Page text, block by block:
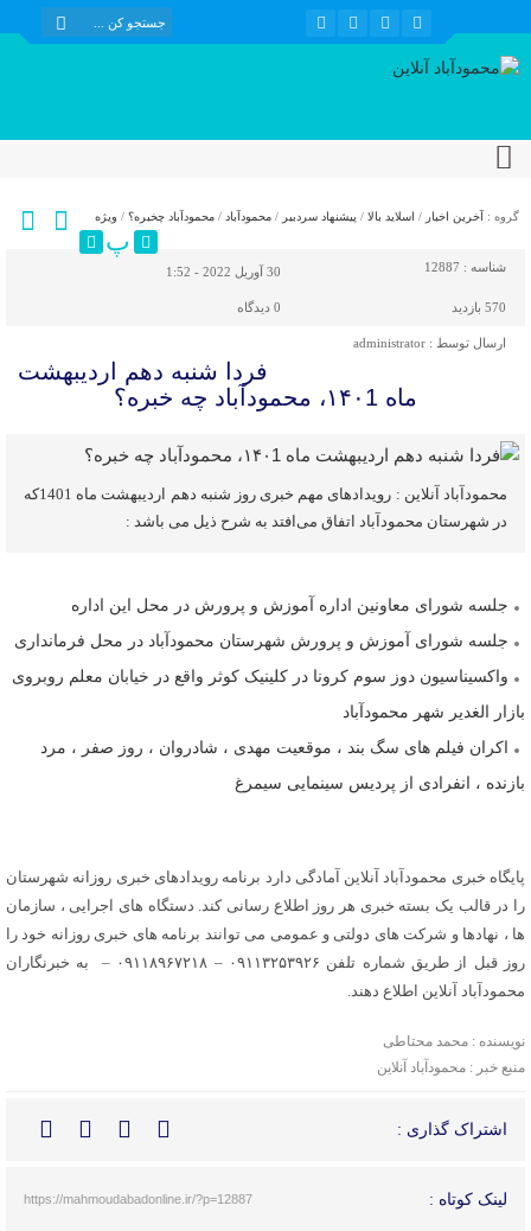
گروه : آخرین اخبار / اسلاید بالا / پیشنهاد سردبیر / محمودآباد / محمودآباد چخبره؟ / ویژه
پ
شناسه : 12887 30 آوریل 2022 - 1:52
570 بازدید 0 دیدگاه
ارسال توسط : administrator
فردا شنبه دهم اردیبهشت
ماه ۱۴۰1، محمودآباد چه خبره؟
محمودآباد آنلاین : رویدادهای مهم خبری روز شنبه دهم اردیبهشت ماه 1401که
در شهرستان محمودآباد اتفاق می‌افتد به شرح ذیل می باشد :
جلسه شورای معاونین اداره آموزش و پرورش در محل این اداره
جلسه شورای آموزش و پرورش شهرستان محمودآباد در محل فرمانداری
واکسیناسیون دوز سوم کرونا در کلینیک کوثر واقع در خیابان معلم روبروی
بازار الغدیر شهر محمودآباد
اکران فیلم های سگ بند ، موقعیت مهدی ، شادروان ، روز صفر ، مرد
بازنده ، انفرادی از پردیس سینمایی سیمرغ
پایگاه خبری محمودآباد آنلاین آمادگی دارد برنامه رویدادهای خبری روزانه شهرستان
را در قالب یک بسته خبری هر روز اطلاع رسانی کند. دستگاه های اجرایی ، سازمان
ها ، نهادها و شرکت های دولتی و عمومی می توانند برنامه های خبری روزانه خود را
روز قبل از طریق شماره تلفن ۰۹۱۱۳۲۵۳۹۲۶ – ۰۹۱۱۸۹۶۷۲۱۸ – به خبرنگاران
محمودآباد آنلاین اطلاع دهند.
نویسنده : محمد محتاطی
منبع خبر : محمودآباد آنلاین
اشتراک گذاری :
لینک کوتاه : https://mahmoudabadonline.ir/?p=12887